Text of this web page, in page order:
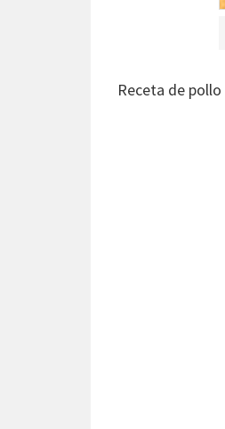
Receta de